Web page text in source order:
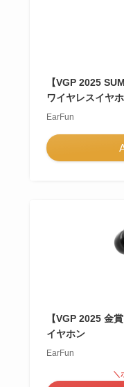
【VGP 2025
ワイヤレスイヤ
EarFun
【VGP 2025 金
イヤホン
EarFun
＼